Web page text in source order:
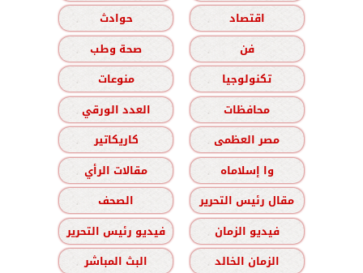
اقتصاد
حوادث
فن
صحة وطب
تكنولوجيا
منوعات
محافظات
العدد الورقي
مصر العظمى
كاريكاتير
وا إسلاماه
مقالات الرأي
مقال رئيس التحرير
الصحف
فيديو الزمان
فيديو رئيس التحرير
الزمان الخالد
البث المباشر